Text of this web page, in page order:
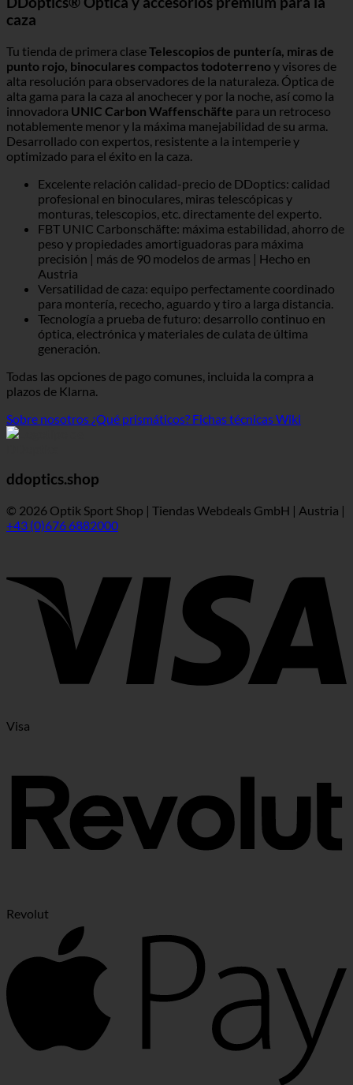
caza
Tu tienda de primera claseTelescopios de puntería, miras de
punto rojo, binoculares compactos todoterrenoy visores de
alta resolución para observadores de la naturaleza. Óptica de
alta gama para la caza al anochecer y por la noche, así como la
innovadora UNIC Carbon Waffenschäfte para un retroceso
notablemente menor y la máxima manejabilidad de su arma.
Desarrollado con expertos, resistente a la intemperie y
optimizado para el éxito en la caza.
Excelente relación calidad-precio de DDoptics: calidad
profesional en binoculares, miras telescópicas y
monturas, telescopios, etc. directamente del experto.
FBT UNIC Carbonschäfte: máxima estabilidad, ahorro de
peso y propiedades amortiguadoras para máxima
precisión | más de 90 modelos de armas | Hecho en
Austria
Versatilidad de caza: equipo perfectamente coordinado
para montería, rececho, aguardo y tiro a larga distancia.
Tecnología a prueba de futuro: desarrollo continuo en
óptica, electrónica y materiales de culata de última
generación.
Todas las opciones de pago comunes, incluida la compra a
plazos de Klarna.
Sobre nosotros ¿Qué prismáticos? Fichas técnicas Wiki
ddoptics.shop
© 2026 Optik Sport Shop | Tiendas Webdeals GmbH | Austria |
+43 (0)676 6882000
Visa
Revolut